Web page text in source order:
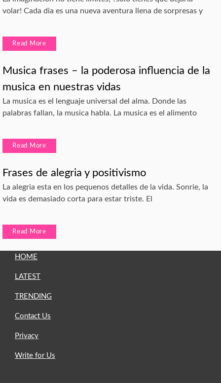
volar! Cada dia es una nueva aventura llena de sorpresas y
Read More
Musica frases – la poderosa influencia de la
musica en nuestras vidas
La musica es el lenguaje universal del alma. Donde las
palabras fallan, la musica habla. La musica es el alimento
Read More
Frases de alegria y positivismo
La alegria esta en los pequenos detalles de la vida. Sonrie, la
vida es demasiado corta para estar triste. El
Read More
HOME
LATEST
TRENDING
Contact Us
Privacy
Write for Us